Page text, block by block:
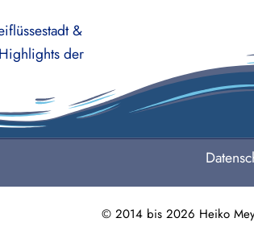
&
der
© 2014 bis 2026 Heiko